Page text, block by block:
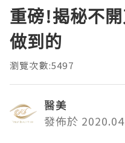
重磅!揭秘不
做到的
瀏覽次數:5497
醫美
發佈於